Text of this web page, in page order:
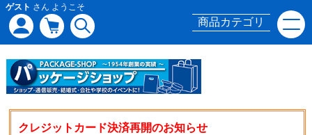
ゲスト さん ようこそ
商品カテゴリ
クレジットカード決済再開のお知らせ